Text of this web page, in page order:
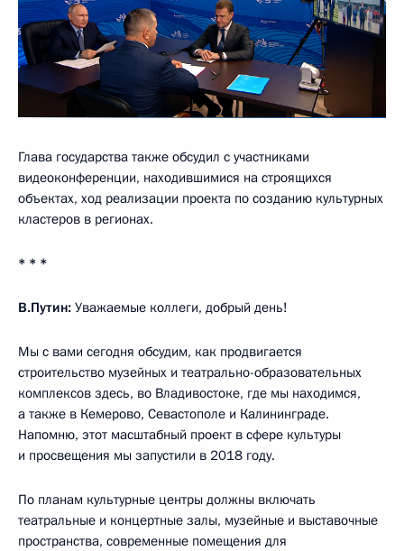
Глава государства также обсудил с участниками
видеоконференции, находившимися на строящихся
объектах, ход реализации проекта по созданию культурных
кластеров в регионах.
* * *
В.Путин: Уважаемые коллеги, добрый день!
Мы с вами сегодня обсудим, как продвигается
строительство музейных и театрально-образовательных
комплексов здесь, во Владивостоке, где мы находимся,
а также в Кемерово, Севастополе и Калининграде.
Напомню, этот масштабный проект в сфере культуры
и просвещения мы запустили в 2018 году.
По планам культурные центры должны включать
театральные и концертные залы, музейные и выставочные
пространства, современные помещения для